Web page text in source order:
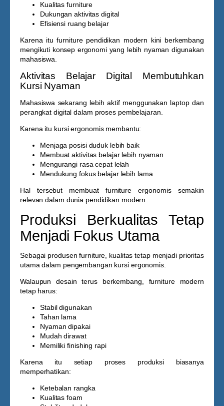
Kualitas furniture
Dukungan aktivitas digital
Efisiensi ruang belajar
Karena itu furniture pendidikan modern kini berkembang
mengikuti konsep ergonomi yang lebih nyaman digunakan
mahasiswa.
Aktivitas Belajar Digital Membutuhkan
Kursi Nyaman
Mahasiswa sekarang lebih aktif menggunakan laptop dan
perangkat digital dalam proses pembelajaran.
Karena itu kursi ergonomis membantu:
Menjaga posisi duduk lebih baik
Membuat aktivitas belajar lebih nyaman
Mengurangi rasa cepat lelah
Mendukung fokus belajar lebih lama
Hal tersebut membuat furniture ergonomis semakin
relevan dalam dunia pendidikan modern.
Produksi Berkualitas Tetap
Menjadi Fokus Utama
Sebagai produsen furniture, kualitas tetap menjadi prioritas
utama dalam pengembangan kursi ergonomis.
Walaupun desain terus berkembang, furniture modern
tetap harus:
Stabil digunakan
Tahan lama
Nyaman dipakai
Mudah dirawat
Memiliki finishing rapi
Karena itu setiap proses produksi biasanya
memperhatikan:
Ketebalan rangka
Kualitas foam